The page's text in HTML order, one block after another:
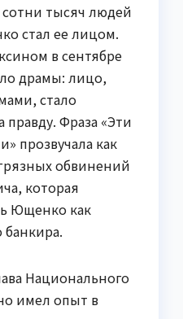
сотни тысяч людей
стал ее лицом.
в сентябре
драмы: лицо,
стало
Фраза «Эти
прозвучала как
обвинений
которая
Ющенко как
Национального
имел опыт в